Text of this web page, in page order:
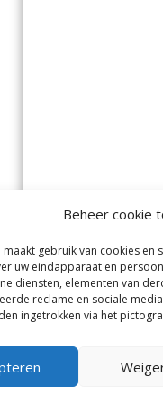
Beheer cookie
maakt gebruik van cookies
uw eindapparaat en
diensten, elementen van
reclame en sociale
ingetrokken via het
De Nieuwe Meerbode
Visserstraat 10
1431 GJ Aalsmeer
0297-341900
info@meerbode.nl